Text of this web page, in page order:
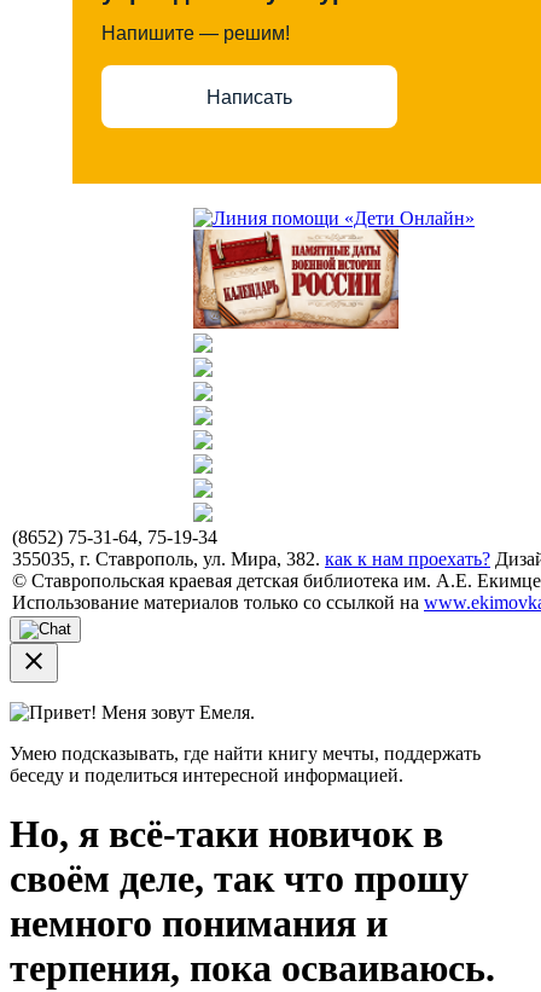
Напишите — решим!
Написать
(8652) 75-31-64, 75-19-34
355035, г. Ставрополь, ул. Мира, 382. как к нам проехать?
© Ставропольская краевая детская библиотека им. А.Е.
Использование материалов только со ссылкой на
close
Привет! Меня зовут Емеля.
Умею подсказывать, где найти книгу мечты, поддержать
беседу и поделиться интересной информацией.
Но, я всё-таки новичок в
своём деле, так что прошу
немного понимания и
терпения, пока осваиваюсь.